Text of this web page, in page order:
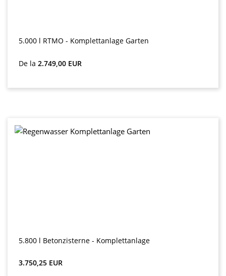
5.000 l RTMO - Komplettanlage Garten
Preț obișnuit:
De la 2.749,00 EUR
5.800 l Betonzisterne - Komplettanlage
Preț obișnuit:
3.750,25 EUR